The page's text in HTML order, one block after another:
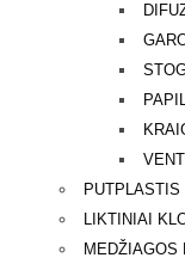
PUTPLASTIS
LIKTINIAI
MEDŽIAGOS